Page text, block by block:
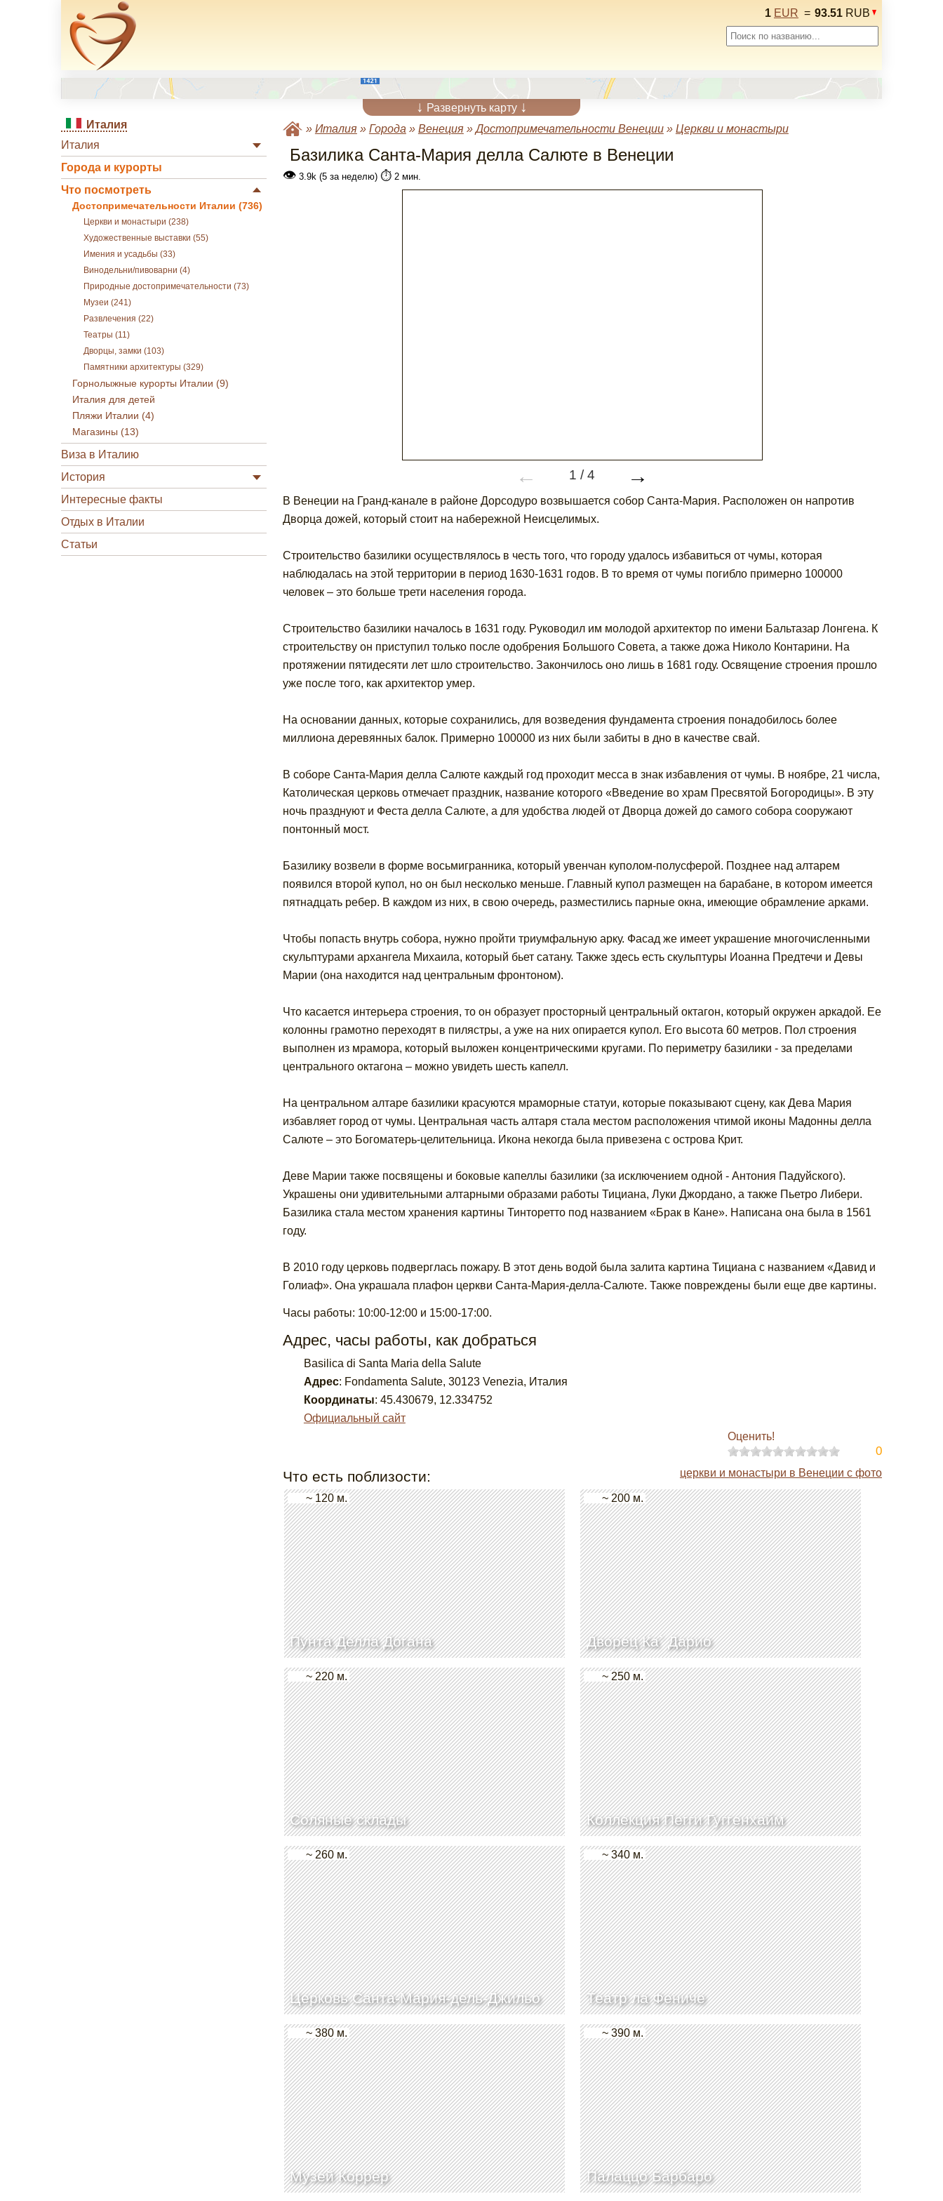
1 EUR = 93.51 RUB
↓ Развернуть карту ↓
Италия
Италия
Города и курорты
Что посмотреть
Достопримечательности Италии (736)
Церкви и монастыри (238)
Художественные выставки (55)
Имения и усадьбы (33)
Винодельни/пивоварни (4)
Природные достопримечательности (73)
Музеи (241)
Развлечения (22)
Театры (11)
Дворцы, замки (103)
Памятники архитектуры (329)
Горнолыжные курорты Италии (9)
Италия для детей
Пляжи Италии (4)
Магазины (13)
Виза в Италию
История
Интересные факты
Отдых в Италии
Статьи
» Италия» Города » Венеция»Достопримечательности Венеции» Церкви и монастыри
Базилика Санта-Мария делла Салюте в Венеции
👁3.9k (5 за неделю) ⏱️2 мин.
← 1 /4 →
В Венеции на Гранд-канале в районе Дорсодуро возвышается собор Санта-Мария. Расположен он напротив
Дворца дожей, который стоит на набережной Неисцелимых.
Строительство базилики осуществлялось в честь того, что городу удалось избавиться от чумы, которая
наблюдалась на этой территории в период 1630-1631 годов. В то время от чумы погибло примерно 100000
человек – это больше трети населения города.
Строительство базилики началось в 1631 году. Руководил им молодой архитектор по имени Бальтазар Лонгена. К
строительству он приступил только после одобрения Большого Совета, а также дожа Николо Контарини. На
протяжении пятидесяти лет шло строительство. Закончилось оно лишь в 1681 году. Освящение строения прошло
уже после того, как архитектор умер.
На основании данных, которые сохранились, для возведения фундамента строения понадобилось более
миллиона деревянных балок. Примерно 100000 из них были забиты в дно в качестве свай.
В соборе Санта-Мария делла Салюте каждый год проходит месса в знак избавления от чумы. В ноябре, 21 числа,
Католическая церковь отмечает праздник, название которого «Введение во храм Пресвятой Богородицы». В эту
ночь празднуют и Феста делла Салюте, а для удобства людей от Дворца дожей до самого собора сооружают
понтонный мост.
Базилику возвели в форме восьмигранника, который увенчан куполом-полусферой. Позднее над алтарем
появился второй купол, но он был несколько меньше. Главный купол размещен на барабане, в котором имеется
пятнадцать ребер. В каждом из них, в свою очередь, разместились парные окна, имеющие обрамление арками.
Чтобы попасть внутрь собора, нужно пройти триумфальную арку. Фасад же имеет украшение многочисленными
скульптурами архангела Михаила, который бьет сатану. Также здесь есть скульптуры Иоанна Предтечи и Девы
Марии (она находится над центральным фронтоном).
Что касается интерьера строения, то он образует просторный центральный октагон, который окружен аркадой. Ее
колонны грамотно переходят в пилястры, а уже на них опирается купол. Его высота 60 метров. Пол строения
выполнен из мрамора, который выложен концентрическими кругами. По периметру базилики - за пределами
центрального октагона – можно увидеть шесть капелл.
На центральном алтаре базилики красуются мраморные статуи, которые показывают сцену, как Дева Мария
избавляет город от чумы. Центральная часть алтаря стала местом расположения чтимой иконы Мадонны делла
Салюте – это Богоматерь-целительница. Икона некогда была привезена с острова Крит.
Деве Марии также посвящены и боковые капеллы базилики (за исключением одной - Антония Падуйского).
Украшены они удивительными алтарными образами работы Тициана, Луки Джордано, а также Пьетро Либери.
Базилика стала местом хранения картины Тинторетто под названием «Брак в Кане». Написана она была в 1561
году.
В 2010 году церковь подверглась пожару. В этот день водой была залита картина Тициана с названием «Давид и
Голиаф». Она украшала плафон церкви Санта-Мария-делла-Салюте. Также повреждены были еще две картины.
Часы работы: 10:00-12:00 и 15:00-17:00.
Адрес, часы работы, как добраться
Basilica di Santa Maria della Salute
Адрес: Fondamenta Salute, 30123 Venezia, Италия
Координаты: 45.430679, 12.334752
Официальный сайт
Оценить!
0
Что есть поблизости: церкви и монастыри в Венеции с фото
Пунта Делла Догана
~ 120 м.
Дворец Ка` Дарио
~ 200 м.
Соляные склады
~ 220 м.
Коллекция Пегги Гуггенхайм
~ 250 м.
Церковь Санта-Мария-дель-Джильо
~ 260 м.
Театр ла Фениче
~ 340 м.
Музей Коррер
~ 380 м.
Палаццо Барбаро
~ 390 м.